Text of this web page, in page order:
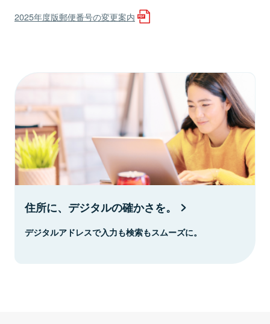
2025年度版郵便番号の変更案内
住所に、デジタルの確かさを。
デジタルアドレスで入力も検索もスムーズに。